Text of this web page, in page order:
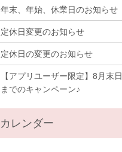
年末、年始、休業日のお知らせ
定休日変更のお知らせ
定休日の変更のお知らせ
【アプリユーザー限定】8月末日
までのキャンペーン♪